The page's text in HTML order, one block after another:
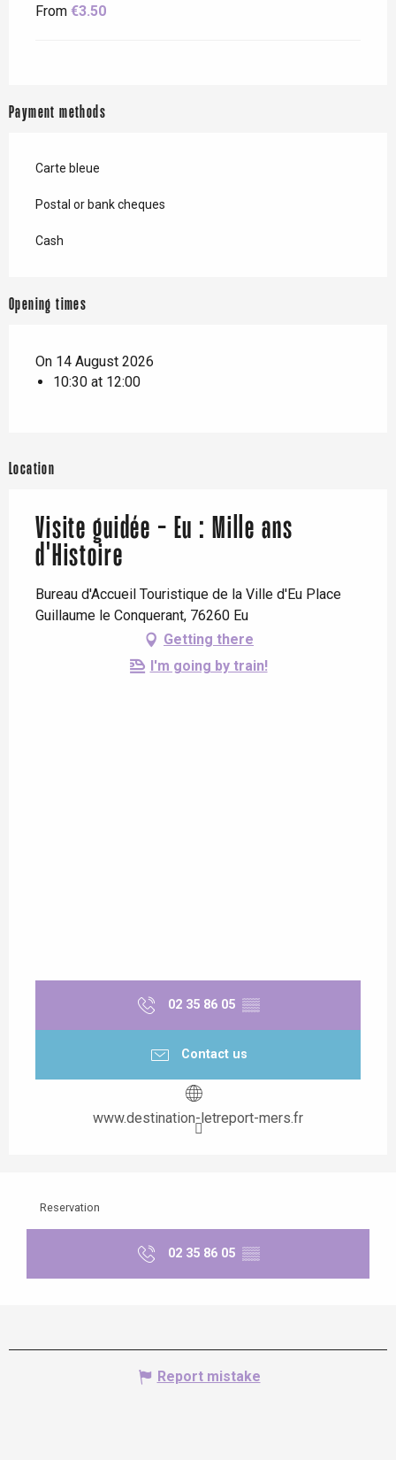
From €3.50
Payment methods
Carte bleue
Postal or bank cheques
Cash
Opening times
On 14 August 2026
10:30 at 12:00
Location
Visite guidée - Eu : Mille ans
d'Histoire
Bureau d'Accueil Touristique de la Ville d'Eu Place
Guillaume le Conquerant, 76260 Eu
Getting there
I'm going by train!
02 35 86 05 ▒▒
Contact us
www.destination-letreport-mers.fr
Reservation
02 35 86 05 ▒▒
Report mistake